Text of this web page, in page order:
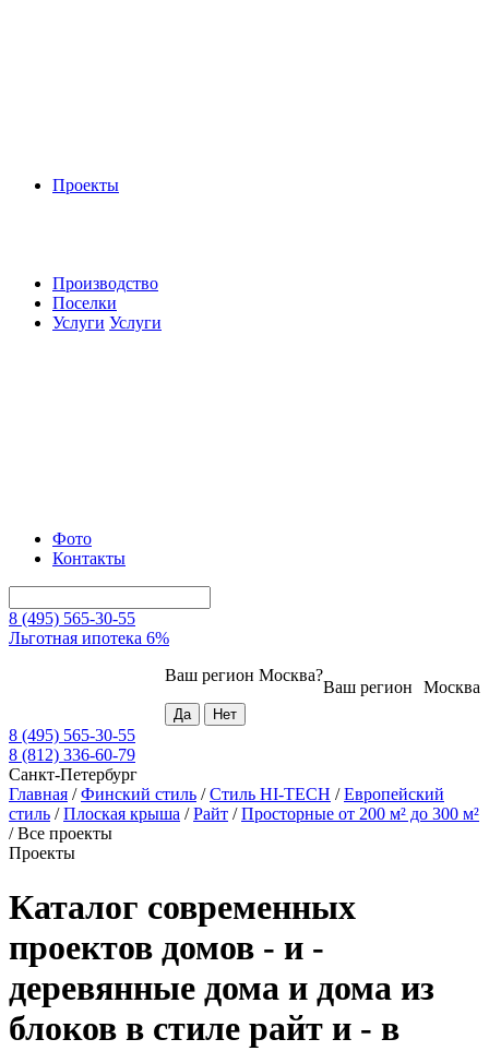
Проекты
Производство
Поселки
Услуги Услуги
Фото
Контакты
8 (495) 565-30-55
Льготная ипотека 6%
Москва
Ваш регион
Ваш регион Москва?
8 (495) 565-30-55
8 (812) 336-60-79
Санкт-Петербург
Главная /Финский стиль /Стиль HI-TECH /Европейский
стиль /Плоская крыша /Райт /Просторные от 200 м² до 300 м²
/Все проекты
Проекты
Каталог современных
проектов домов - и -
деревянные дома и дома из
блоков в стиле райт и - в